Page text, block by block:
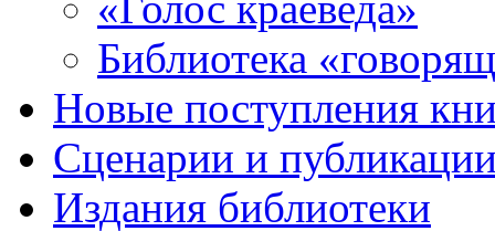
Библиотека
Новые поступления
Сценарии и
Издания библиотеки